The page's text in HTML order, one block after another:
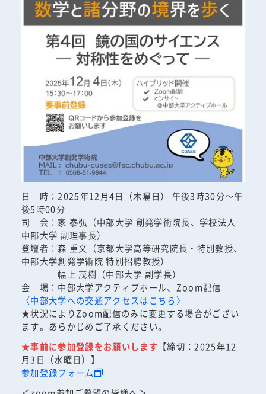
日 時：2025年12月4日（木曜日） 午後3時30分～午
後5時00分
司 会：家 泰弘（中部大学 創発学術院長、学校法人
中部大学 副理事長）
登壇者：森 重文（京都大学高等研究院長・特別教授、
中部大学創発学術院 特別招聘教授）
幅上 茂樹（中部大学 副学長）
会 場：中部大学アクティブホール、Zoom配信
〈中部大学への交通アクセスはこちら〉
★状況によりZoom配信のみに変更する場合がござい
ます。あらかじめご了承ください。
★事前に参加登録をお願いします 【締切：2025年12
月3日（水曜日）】
参加登録フォーム